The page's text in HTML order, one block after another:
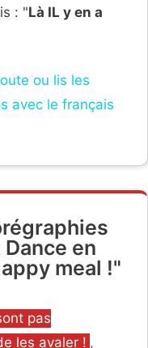
: "Là IL y en a
ou lis les
avec le français
en
meal !"
pas
les avaler ! ,